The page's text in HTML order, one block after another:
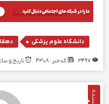
دانشگاه علوم پزشکی ,
کدخبر: 4308 تاریخ و ساعت